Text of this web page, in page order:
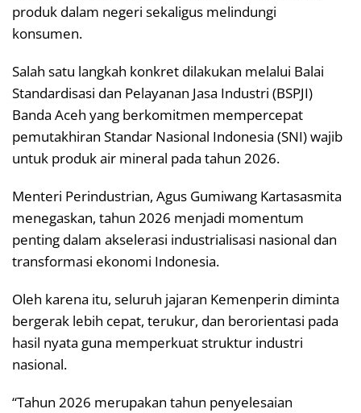
produk dalam negeri sekaligus melindungi
konsumen.
Salah satu langkah konkret dilakukan melalui Balai
Standardisasi dan Pelayanan Jasa Industri (BSPJI)
Banda Aceh yang berkomitmen mempercepat
pemutakhiran Standar Nasional Indonesia (SNI) wajib
untuk produk air mineral pada tahun 2026.
Menteri Perindustrian, Agus Gumiwang Kartasasmita
menegaskan, tahun 2026 menjadi momentum
penting dalam akselerasi industrialisasi nasional dan
transformasi ekonomi Indonesia.
Oleh karena itu, seluruh jajaran Kemenperin diminta
bergerak lebih cepat, terukur, dan berorientasi pada
hasil nyata guna memperkuat struktur industri
nasional.
“Tahun 2026 merupakan tahun penyelesaian